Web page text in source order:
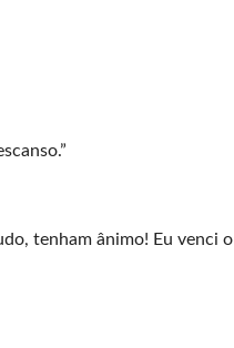
tenham ânimo! Eu venci o